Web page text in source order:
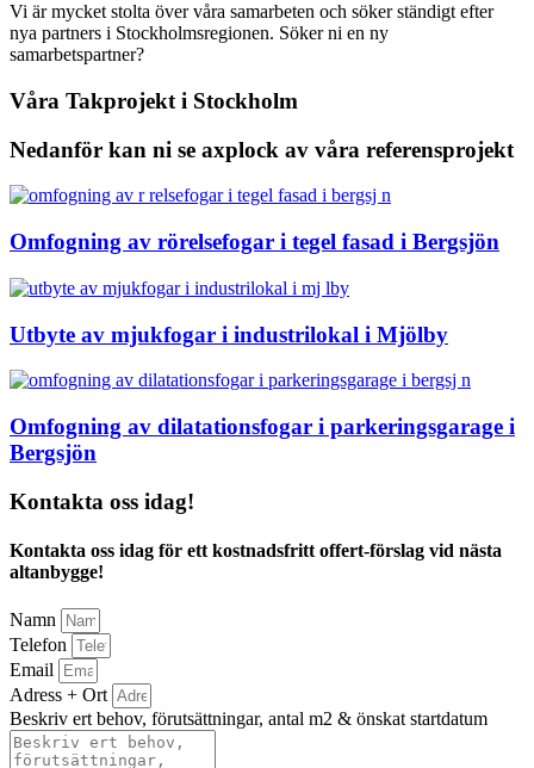
Vi är mycket stolta över våra samarbeten och söker ständigt efter
nya partners i Stockholmsregionen. Söker ni en ny
samarbetspartner?
Våra Takprojekt i Stockholm
Nedanför kan ni se axplock av våra referensprojekt
Omfogning av rörelsefogar i tegel fasad i Bergsjön
Utbyte av mjukfogar i industrilokal i Mjölby
Omfogning av dilatationsfogar i parkeringsgarage i
Bergsjön
Kontakta oss idag!
Kontakta oss idag för ett kostnadsfritt offert-förslag vid nästa
altanbygge!
Namn
Telefon
Email
Adress + Ort
Beskriv ert behov, förutsättningar, antal m2 & önskat startdatum